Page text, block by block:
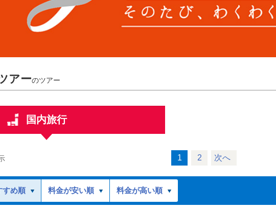
アーのツアー
国内旅行
1 2 次へ
すめ順 料金が安い順 料金が高い順